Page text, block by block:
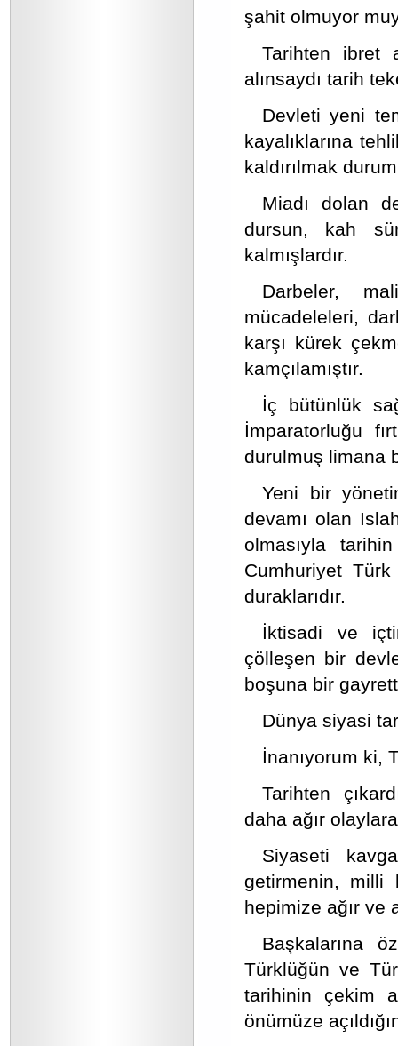
şahit olmuyor
Tarihten ibret
alınsaydı tarih
Devleti yeni
kayalıklarına
kaldırılmak
Miadı dolan
dursun, kah
kalmışlardır.
Darbeler,
mücadeleleri,
karşı kürek
kamçılamıştır.
İç bütünlük
İmparatorluğu
durulmuş limana
Yeni bir
devamı olan
olmasıyla
Cumhuriyet
duraklarıdır.
İktisadi ve
çölleşen bir
boşuna bir
Dünya siyasi
İnanıyorum ki,
Tarihten
daha ağır
Siyaseti
getirmenin, milli
hepimize ağır ve
Başkalarına
Türklüğün ve
tarihinin çekim
önümüze